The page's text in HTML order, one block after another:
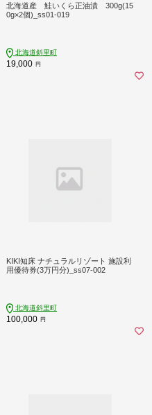
北海道産 鮭いくら正油漬 300g(15
0g×2個)_ss01-019
北海道斜里町
19,000 円
KIKI知床 ナチュラルリゾート 施設利
用優待券(3万円分)_ss07-002
北海道斜里町
100,000 円